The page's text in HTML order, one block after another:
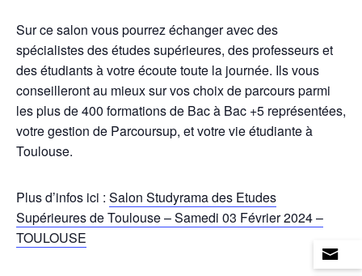
Sur ce salon vous pourrez échanger avec des
spécialistes des études supérieures, des professeurs et
des étudiants à votre écoute toute la journée. Ils vous
conseilleront au mieux sur vos choix de parcours parmi
les plus de 400 formations de Bac à Bac +5 représentées,
votre gestion de Parcoursup, et votre vie étudiante à
Toulouse.
Plus d’infos ici : Salon Studyrama des Etudes
Supérieures de Toulouse – Samedi 03 Février 2024 –
TOULOUSE